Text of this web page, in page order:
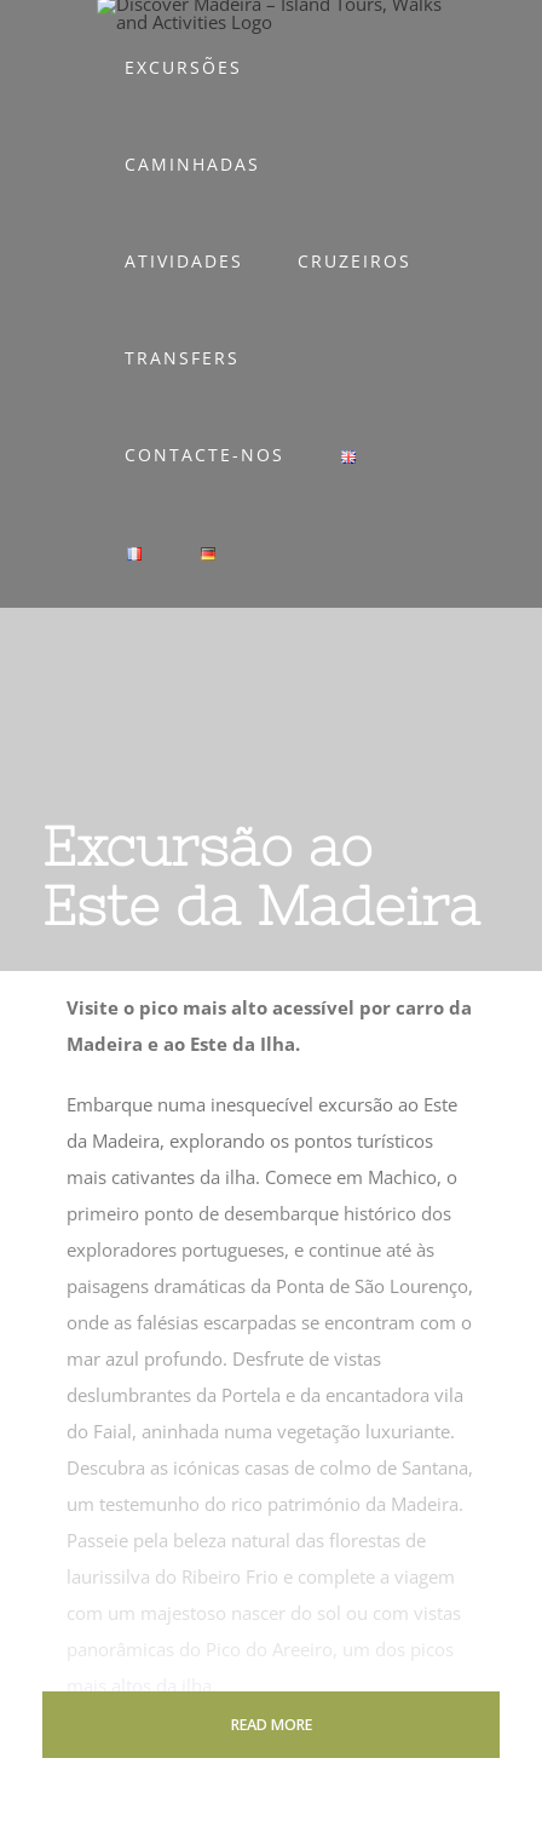
EXCURSÕES
CAMINHADAS
ATIVIDADES CRUZEIROS
TRANSFERS
CONTACTE-NOS
Excursão ao
Este da Madeira
Visite o pico mais alto acessível por carro da
Madeira e ao Este da Ilha.
Embarque numa inesquecível excursão ao Este
da Madeira, explorando os pontos turísticos
mais cativantes da ilha. Comece em Machico, o
primeiro ponto de desembarque histórico dos
exploradores portugueses, e continue até às
paisagens dramáticas da Ponta de São Lourenço,
onde as falésias escarpadas se encontram com o
mar azul profundo. Desfrute de vistas
deslumbrantes da Portela e da encantadora vila
do Faial, aninhada numa vegetação luxuriante.
Descubra as icónicas casas de colmo de Santana,
um testemunho do rico património da Madeira.
Passeie pela beleza natural das florestas de
laurissilva do Ribeiro Frio e complete a viagem
com um majestoso nascer do sol ou com vistas
panorâmicas do Pico do Areeiro, um dos picos
READ MORE